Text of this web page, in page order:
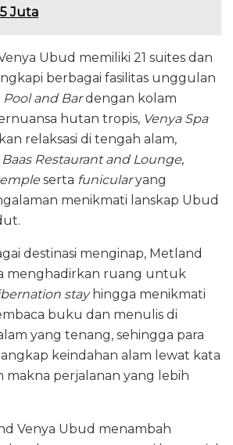
Juta
Ubud memiliki 21 suites dan
berbagai fasilitas unggulan
and Bardengan kolam
hutan tropis, Venya Spa
relaksasi di tengah alam,
Baas Restaurant and Lounge,
serta funicularyang
menikmati lanskap Ubud
destinasi menginap, Metland
menghadirkan ruang untuk
stayhingga menikmati
buku dan menulis di
yang tenang, sehingga para
keindahan alam lewat kata
makna perjalanan yang lebih
Venya Ubud menambah